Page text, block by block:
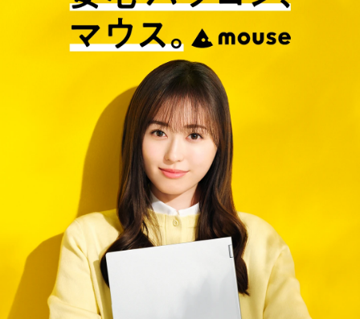
Windows 11|Copilot+ PC
Windows 11
Windows 11